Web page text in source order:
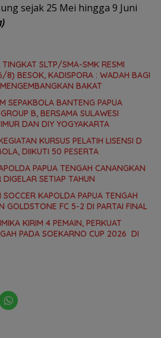
sejak 25 Mei hingga 9 Juni
SLTP/SMA-SMK RESMI
8) BESOK, KADISPORA : WADAH BAGI
BAKAT
SEPAKBOLA BANTENG PAPUA
B, BERSAMA SULAWESI
DAN DIY YOGYAKARTA
KURSUS PELATIH LISENSI D
DIIKUTI 50 PESERTA
PAPUA TENGAH CANANGKAN
SETIAP TAHUN
KAPOLDA PAPUA TENGAH
GOLDSTONE FC 5-2 DI PARTAI FINAL
KIRIM 4 PEMAIN, PERKUAT
PADA SOEKARNO CUP 2026 DI
C
l